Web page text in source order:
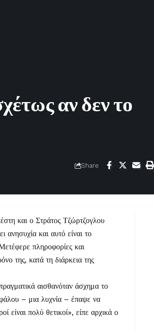
αν δεν το
Share
και ο Στράτος Τζώρτζογλου
ανησυχία και αυτό είναι το
πληροφορίες και
της, κατά τη διάρκεια της
αισθανόταν άσχημα το
– μια λυχνία – έπαψε να
είναι πολύ θετικοί», είπε αρχικά ο